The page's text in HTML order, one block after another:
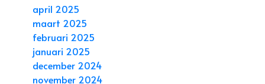
april 2025
maart 2025
februari 2025
januari 2025
december 2024
november 2024